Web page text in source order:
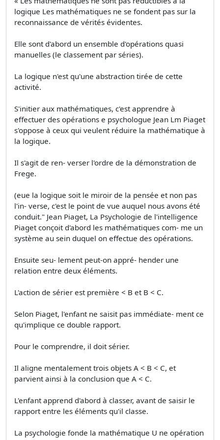
logique Les mathématiques ne se fondent pas sur la
reconnaissance de vérités évidentes.
Elle sont d'abord un ensemble d'opérations quasi
manuelles (le classement par séries).
La logique n'est qu'une abstraction tirée de cette
activité.
S'initier aux mathématiques, c'est apprendre à
effectuer des opérations e psychologue Jean Lm Piaget
s'oppose à ceux qui veulent réduire la mathématique à
la logique.
Il s'agit de ren- verser l'ordre de la démonstration de
Frege.
(eue la logique soit le miroir de la pensée et non pas
l'in- verse, c'est le point de vue auquel nous avons été
conduit." Jean Piaget, La Psychologie de l'intelligence
Piaget conçoit d'abord les mathématiques com- me un
système au sein duquel on effectue des opérations.
Ensuite seu- lement peut-on appré- hender une
relation entre deux éléments.
L'action de sérier est première < B et B < C.
Selon Piaget, l'enfant ne saisit pas immédiate- ment ce
qu'implique ce double rapport.
Pour le comprendre, il doit sérier.
Il aligne mentalement trois objets A < B < C, et
parvient ainsi à la conclusion que A < C.
L'enfant apprend d'abord à classer, avant de saisir le
rapport entre les éléments qu'il classe.
La psychologie fonde la mathématique U ne opération